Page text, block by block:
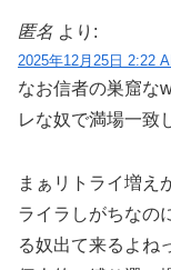
匿名 より:
2025年12月25日 2:22
なお信者の巣窟な
レな奴で満場一致
まぁリトライ増え
ライラしがちなの
る奴出て来るよね